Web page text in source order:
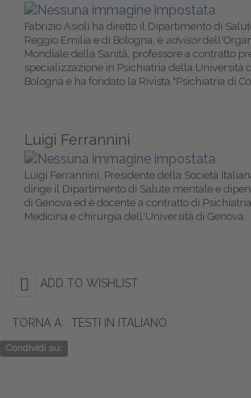
Fabrizio Asioli ha diretto il Dipartimento di
Reggio Emilia e di Bologna, è advisor
Mondiale della Sanità, professore a contratto
specializzazione in Psichiatria della Università
Bologna e ha fondato la Rivista "Psichiatria di
Luigi Ferrannini
Luigi Ferrannini, Presidente della Società
dirige il Dipartimento di Salute mentale e
di Genova ed è docente a contratto di
Medicina e chirurgia dell'Università di Genova.
ADD TO WISHLIST
TORNA A: TESTI IN ITALIANO
Condividi su: